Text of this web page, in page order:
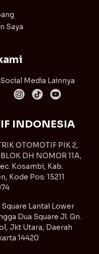
Saya
Social Media Lainnya
INDONESIA
OTOMOTIF PIK 2,
DH NOMOR 11A,
Kosambi, Kab.
Kode Pos: 15211
Lantai Lower
Dua Square Jl. Gn.
Jkt Utara, Daerah
14420